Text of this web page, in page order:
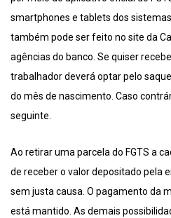
smartphones e tablets dos
também pode ser feito no site da
agências do banco. Se quiser
trabalhador deverá optar pelo
do mês de nascimento. Caso
seguinte.
Ao retirar uma parcela do FGTS a
de receber o valor depositado pela
sem justa causa. O pagamento da
está mantido. As demais